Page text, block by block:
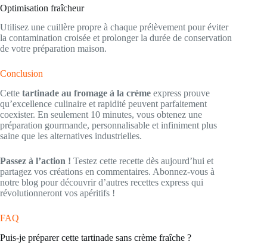
Optimisation fraîcheur
Utilisez une cuillère propre à chaque prélèvement pour éviter
la contamination croisée et prolonger la durée de conservation
de votre préparation maison.
Conclusion
Cette tartinade au fromage à la crème express prouve
qu’excellence culinaire et rapidité peuvent parfaitement
coexister. En seulement 10 minutes, vous obtenez une
préparation gourmande, personnalisable et infiniment plus
saine que les alternatives industrielles.
Passez à l’action ! Testez cette recette dès aujourd’hui et
partagez vos créations en commentaires. Abonnez-vous à
notre blog pour découvrir d’autres recettes express qui
révolutionneront vos apéritifs !
FAQ
Puis-je préparer cette tartinade sans crème fraîche ?